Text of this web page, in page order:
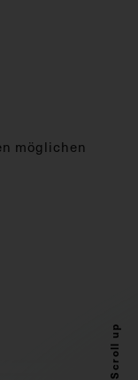
möglichen
Scroll up